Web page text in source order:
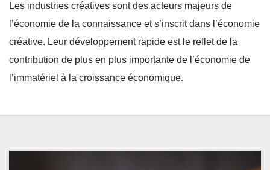
Les industries créatives sont des acteurs majeurs de
l’économie de la connaissance et s’inscrit dans l’économie
créative. Leur développement rapide est le reflet de la
contribution de plus en plus importante de l’économie de
l’immatériel à la croissance économique.